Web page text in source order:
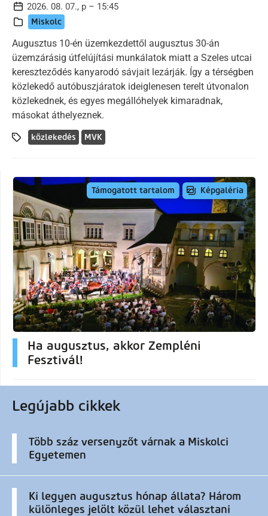
2026. 08. 07., p – 15:45
Miskolc
Augusztus 10-én üzemkezdettől augusztus 30-án
üzemzárásig útfelújítási munkálatok miatt a Szeles utcai
kereszteződés kanyarodó sávjait lezárják. Így a térségben
közlekedő autóbuszjáratok ideiglenesen terelt útvonalon
közlekednek, és egyes megállóhelyek kimaradnak,
másokat áthelyeznek.
közlekedés MVK
Támogatott tartalom Képgaléria
Ha augusztus, akkor Zempléni
Fesztivál!
Legújabb cikkek
Több száz versenyzőt várnak a Miskolci
Egyetemen
Ki legyen augusztus hónap állata? Három
különleges jelölt közül lehet választani